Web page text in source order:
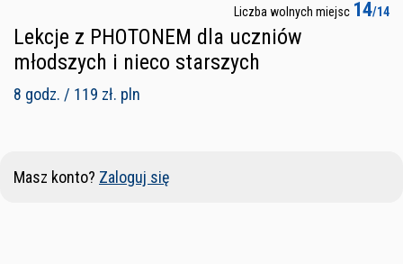
Liczba wolnych miejsc 14/14
Lekcje z PHOTONEM dla uczniów
młodszych i nieco starszych
8 godz. / 119 zł. pln
Masz konto? Zaloguj się